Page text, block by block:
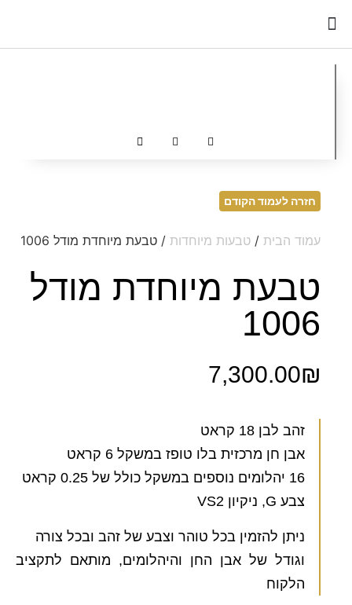
חזרה לעמוד הקודם
עמוד הבית / טבעות מיוחדות / טבעת מיוחדת מודל 1006
טבעת מיוחדת מודל
1006
7,300.00₪
זהב לבן 18 קראט
אבן חן מרכזית בלו טופז במשקל 6 קראט
16 יהלומים נוספים במשקל כולל של 0.25 קראט
צבע G, ניקיון VS2
ניתן להזמין בכל טוהר וצבע של זהב ובכל צורה
וגודל של אבן החן והיהלומים, מותאם לתקציב
הלקוח